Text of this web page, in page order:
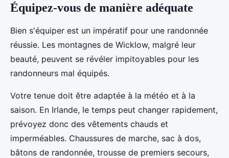
Équipez-vous de manière adéquate
Bien s'équiper est un impératif pour une randonnée
réussie. Les montagnes de Wicklow, malgré leur
beauté, peuvent se révéler impitoyables pour les
randonneurs mal équipés.
Votre tenue doit être adaptée à la météo et à la
saison. En Irlande, le temps peut changer rapidement,
prévoyez donc des vêtements chauds et
imperméables. Chaussures de marche, sac à dos,
bâtons de randonnée, trousse de premiers secours,